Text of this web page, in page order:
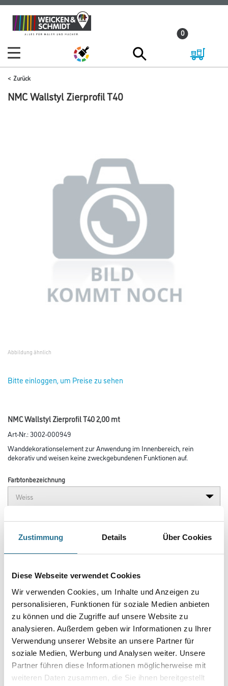
Zustimmung Details Über Cookies
Diese Webseite verwendet Cookies
Wir verwenden Cookies, um Inhalte und Anzeigen zu
personalisieren, Funktionen für soziale Medien anbieten
zu können und die Zugriffe auf unsere Website zu
analysieren. Außerdem geben wir Informationen zu Ihrer
Verwendung unserer Website an unsere Partner für
soziale Medien, Werbung und Analysen weiter. Unsere
Partner führen diese Informationen möglicherweise mit
weiteren Daten zusammen, die Sie ihnen bereitgestellt
Zum
Inhalt
Zum
Navigationsmenü
0
Zurück
NMC Wallstyl Zierprofil T40
Abbildung ähnlich
Bitte einloggen, um Preise zu sehen
NMC Wallstyl Zierprofil T40 2,00 mt
Art-Nr.:3002-000949
Wanddekorationselement zur Anwendung im Innenbereich, rein
dekorativ und weisen keine zweckgebundenen Funktionen auf.
Farbtonbezeichnung
Länge in centimeter
Umrechnungsfaktoren